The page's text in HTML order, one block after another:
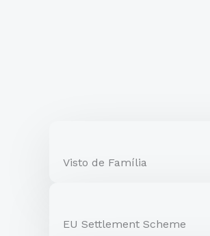
Visto de Família
EU Settlement Scheme